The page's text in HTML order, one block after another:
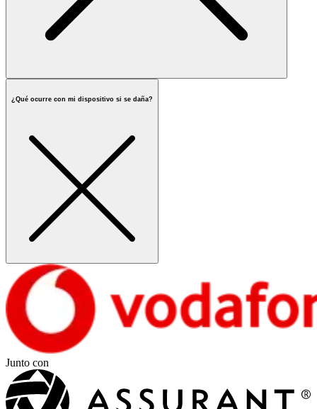
¿Qué ocurre con mi dispositivo si se daña?
Junto con